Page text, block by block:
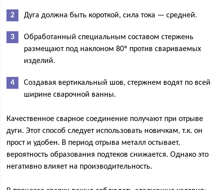
Дуга должна быть короткой, сила тока — средней.
Обработанный специальным составом стержень
размещают под наклоном 80º против свариваемых
изделий.
Создавая вертикальный шов, стержнем водят по всей
ширине сварочной ванны.
Качественное сварное соединение получают при отрыве
дуги. Этот способ следует использовать новичкам, т.к. он
прост и удобен. В период отрыва металл остывает,
вероятность образования подтеков снижается. Однако это
негативно влияет на производительность.